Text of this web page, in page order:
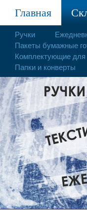
Главная
Ручки
Пакеты бумажные
Комплектующие для
Папки и конверты